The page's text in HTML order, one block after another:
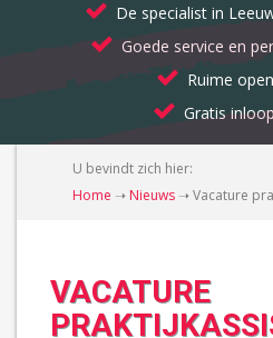
De specialist in
Goede service en
Ruime
Gratis
U bevindt zich hier:
Home ➝ Nieuws ➝ Vacature
VACATURE